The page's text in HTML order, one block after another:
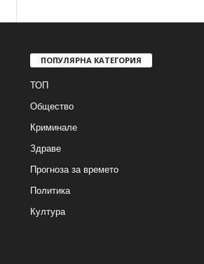
ПОПУЛЯРНА КАТЕГОРИЯ
ТОП
Общество
Криминале
Здраве
Прогноза за времето
Политика
Култура